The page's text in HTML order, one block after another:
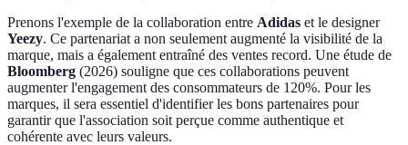
Prenons l'exemple de la collaboration entre Adidas et le designer
Yeezy. Ce partenariat a non seulement augmenté la visibilité de la
marque, mais a également entraîné des ventes record. Une étude de
Bloomberg (2026) souligne que ces collaborations peuvent
augmenter l'engagement des consommateurs de 120%. Pour les
marques, il sera essentiel d'identifier les bons partenaires pour
garantir que l'association soit perçue comme authentique et
cohérente avec leurs valeurs.